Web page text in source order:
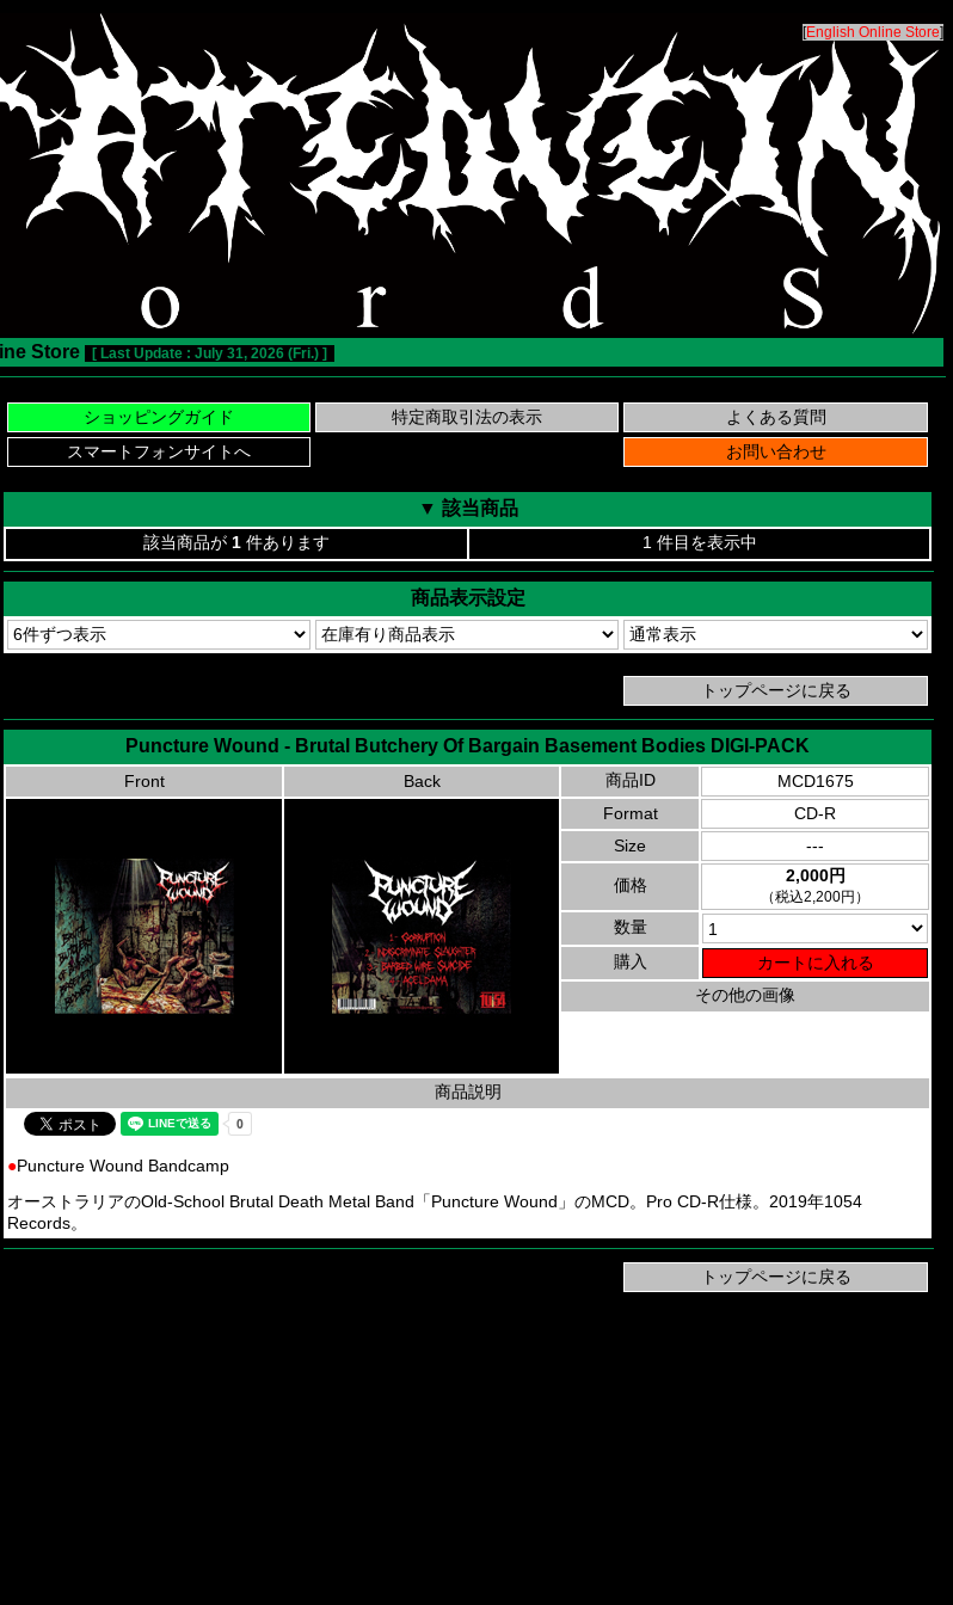
[English Online Store]
Store [ Last Update : July 31, 2026 (Fri.) ]
▼ 該当商品
該当商品が 1 件あります 1 件目を表示中
商品表示設定
Puncture Wound - Brutal Butchery Of Bargain Basement Bodies DIGI-PACK
Front Back 商品ID
MCD1675
Format
CD-R
Size
---
価格 2,000円
（税込2,200円）
数量
購入
その他の画像
商品説明
●Puncture Wound Bandcamp
オーストラリアのOld-School Brutal Death Metal Band「Puncture Wound」のMCD。Pro CD-R仕様。2019年1054
Records。